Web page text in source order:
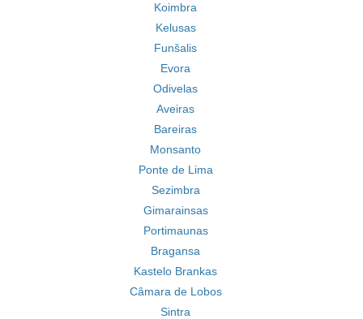
Koimbra
Kelusas
Funšalis
Evora
Odivelas
Aveiras
Bareiras
Monsanto
Ponte de Lima
Sezimbra
Gimarainsas
Portimaunas
Bragansa
Kastelo Brankas
Câmara de Lobos
Sintra